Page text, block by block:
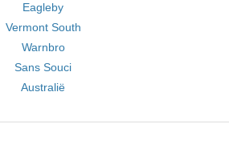
Eagleby
Vermont South
Warnbro
Sans Souci
Australië